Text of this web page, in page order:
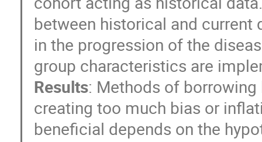
between historical and
in the progression of the
group characteristics are
Results: Methods of
creating too much bias or
beneficial depends on the